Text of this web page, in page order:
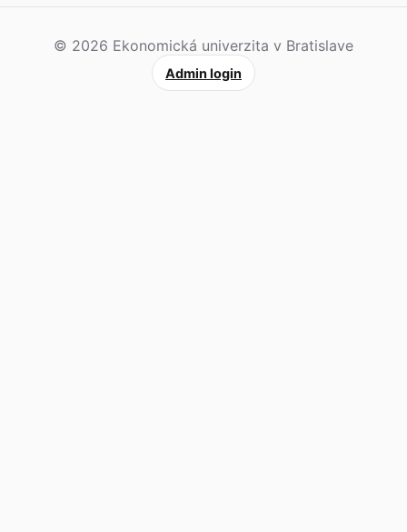
© 2026 Ekonomická univerzita v Bratislave
Admin login